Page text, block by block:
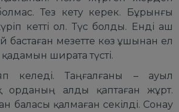
Тез кету керек. Бұрынғы
кетті ол. Түс болды. Енді аш
бастаған мезетте көз ұшынан ел
ширата түсті.
келеді. Таңғалғаны – ауыл
орданың алды қаптаған жұрт.
баласы қалмаған секілді. Сонау